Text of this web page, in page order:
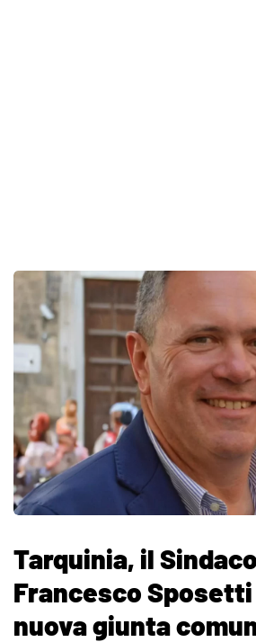
Tarquinia, il Sindaco
Francesco
nuova giunta